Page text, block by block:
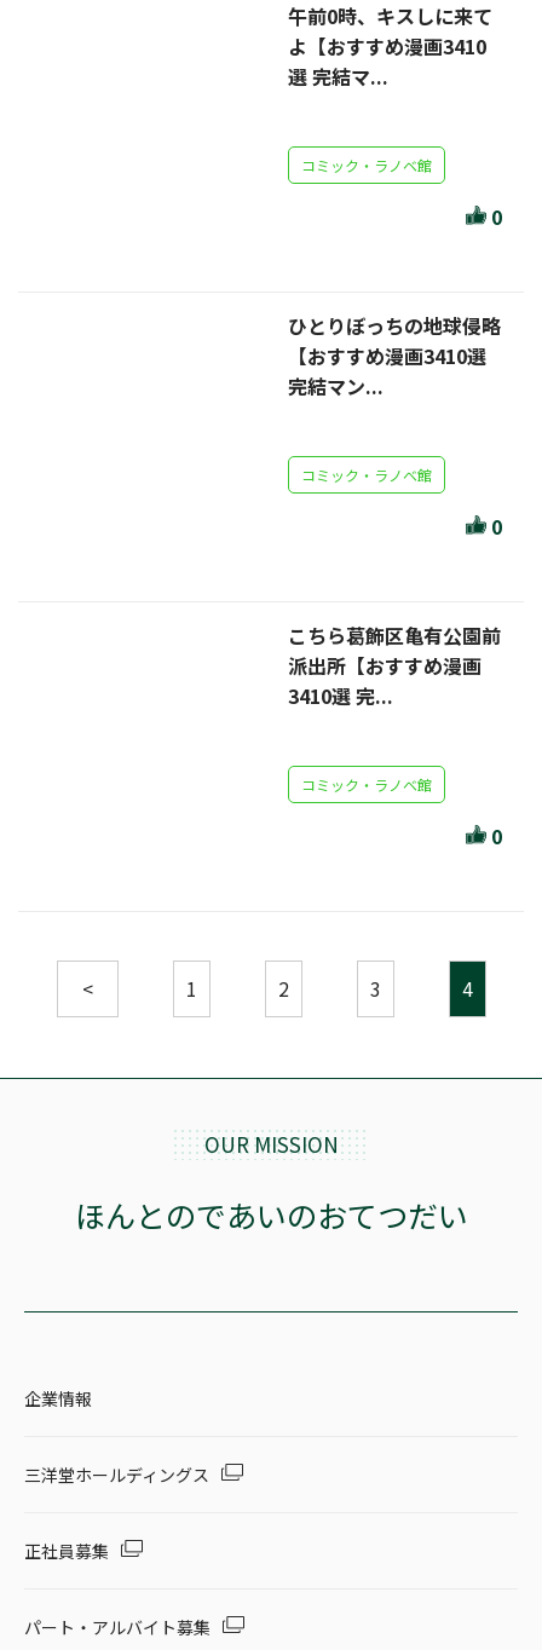
午前0時、キスしに来て
よ【おすすめ漫画3410
選 完結マ...
コミック・ラノベ館
0
ひとりぼっちの地球侵略
【おすすめ漫画3410選
完結マン...
コミック・ラノベ館
0
こちら葛飾区亀有公園前
派出所【おすすめ漫画
3410選 完...
コミック・ラノベ館
0
< 1 2 3 4
OUR MISSION
ほんとのであいのおてつだい
企業情報
三洋堂ホールディングス
正社員募集
パート・アルバイト募集